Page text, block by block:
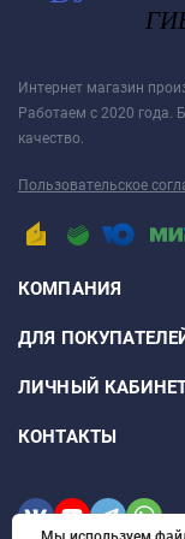
Шаг 3
Уложите
немного
чтобы учесть
размера
длительный
Интернет магазин
Работаем с 2020 года.
качество.
Пользовательское
КОМПАНИЯ
ДЛЯ
ЛИЧНЫЙ
КОНТАКТЫ